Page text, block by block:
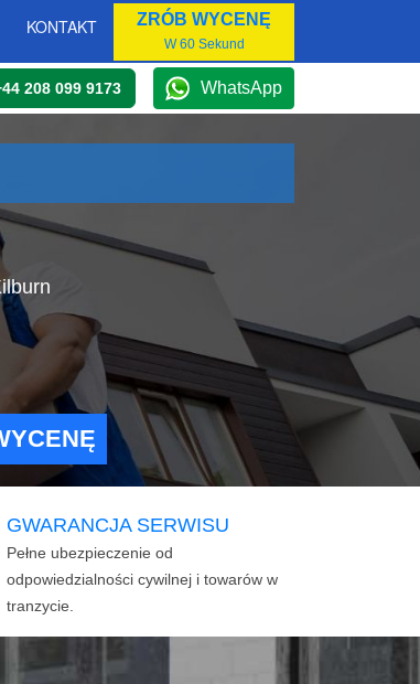
KONTAKT ZRÓB WYCENĘ
W 60 Sekund
208 099 9173 WhatsApp
GWARANCJA SERWISU
Pełne ubezpieczenie od
odpowiedzialności cywilnej i towarów w
tranzycie.